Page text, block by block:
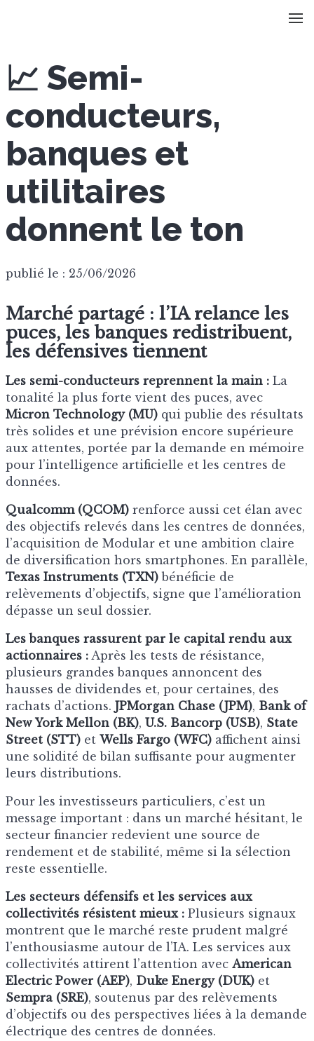
📈 Semi-
conducteurs,
banques et
utilitaires
donnent le ton
publié le : 25/06/2026
Marché partagé : l’IA relance les
puces, les banques redistribuent,
les défensives tiennent
Les semi-conducteurs reprennent la main : La
tonalité la plus forte vient des puces, avec
Micron Technology (MU) qui publie des résultats
très solides et une prévision encore supérieure
aux attentes, portée par la demande en mémoire
pour l’intelligence artificielle et les centres de
données.
Qualcomm (QCOM) renforce aussi cet élan avec
des objectifs relevés dans les centres de données,
l’acquisition de Modular et une ambition claire
de diversification hors smartphones. En parallèle,
Texas Instruments (TXN) bénéficie de
relèvements d’objectifs, signe que l’amélioration
dépasse un seul dossier.
Les banques rassurent par le capital rendu aux
actionnaires : Après les tests de résistance,
plusieurs grandes banques annoncent des
hausses de dividendes et, pour certaines, des
rachats d’actions. JPMorgan Chase (JPM), Bank of
New York Mellon (BK), U.S. Bancorp (USB), State
Street (STT) et Wells Fargo (WFC) affichent ainsi
une solidité de bilan suffisante pour augmenter
leurs distributions.
Pour les investisseurs particuliers, c’est un
message important : dans un marché hésitant, le
secteur financier redevient une source de
rendement et de stabilité, même si la sélection
reste essentielle.
Les secteurs défensifs et les services aux
collectivités résistent mieux : Plusieurs signaux
montrent que le marché reste prudent malgré
l’enthousiasme autour de l’IA. Les services aux
collectivités attirent l’attention avec American
Electric Power (AEP), Duke Energy (DUK) et
Sempra (SRE), soutenus par des relèvements
d’objectifs ou des perspectives liées à la demande
électrique des centres de données.